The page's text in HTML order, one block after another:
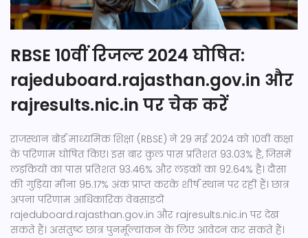
RBSE 10वीं रिजल्ट 2024 घोषित:
rajeduboard.rajasthan.gov.in और
rajresults.nic.in पर चेक करें
राजस्थान बोर्ड माध्यमिक शिक्षा (RBSE) ने 29 मई 2024 को 10वीं कक्षा
के परिणाम घोषित किए। इस बार कुल पास प्रतिशत 93.03% है, जिसमें
लड़कियों का पास प्रतिशत 93.46% और लड़कों का 92.64% है। दौसा
की गुड़िया मीना 95.17% अंक प्राप्त करके शीर्ष स्थान पर रहीं हैं। छात्र
अपना परिणाम आधिकारिक वेबसाइटों
rajeduboard.rajasthan.gov.in और rajresults.nic.in पर देख
सकते हैं। असंतुष्ट छात्र पुनर्मूल्यांकन के लिए आवेदन कर सकते हैं।